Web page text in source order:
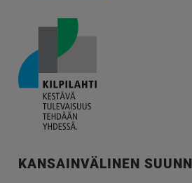
KANSAINVÄLINEN